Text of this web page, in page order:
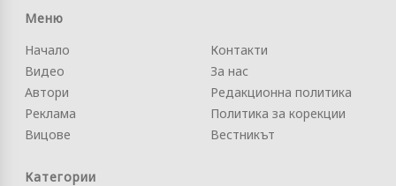
Меню
Начало
Видео
Автори
Реклама
Вицове
Контакти
За нас
Редакционна политика
Политика за корекции
Вестникът
Категории